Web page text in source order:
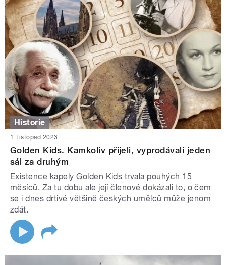
Historie
1. listopad 2023
Golden Kids. Kamkoliv přijeli, vyprodávali jeden
sál za druhým
Existence kapely Golden Kids trvala pouhých 15
měsíců. Za tu dobu ale její členové dokázali to, o čem
se i dnes drtivé většině českých umělců může jenom
zdát.